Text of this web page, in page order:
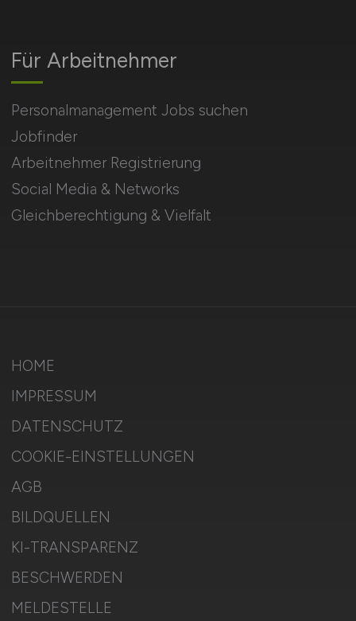
Für Arbeitnehmer
Personalmanagement Jobs suchen
Jobfinder
Arbeitnehmer Registrierung
Social Media & Networks
Gleichberechtigung & Vielfalt
HOME
IMPRESSUM
DATENSCHUTZ
COOKIE-EINSTELLUNGEN
AGB
BILDQUELLEN
KI-TRANSPARENZ
BESCHWERDEN
MELDESTELLE